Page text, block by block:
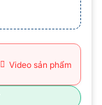
Video sản phẩm